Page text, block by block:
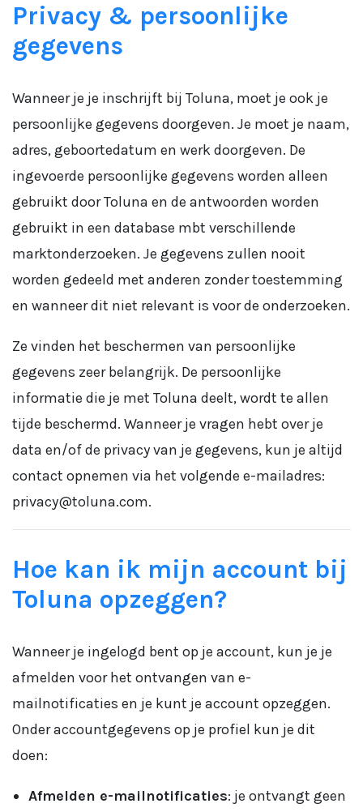
Privacy & persoonlijke
gegevens
Wanneer je je inschrijft bij Toluna, moet je ook je
persoonlijke gegevens doorgeven. Je moet je naam,
adres, geboortedatum en werk doorgeven. De
ingevoerde persoonlijke gegevens worden alleen
gebruikt door Toluna en de antwoorden worden
gebruikt in een database mbt verschillende
marktonderzoeken. Je gegevens zullen nooit
worden gedeeld met anderen zonder toestemming
en wanneer dit niet relevant is voor de onderzoeken.
Ze vinden het beschermen van persoonlijke
gegevens zeer belangrijk. De persoonlijke
informatie die je met Toluna deelt, wordt te allen
tijde beschermd. Wanneer je vragen hebt over je
data en/of de privacy van je gegevens, kun je altijd
contact opnemen via het volgende e-mailadres:
privacy@toluna.com.
Hoe kan ik mijn account bij
Toluna opzeggen?
Wanneer je ingelogd bent op je account, kun je je
afmelden voor het ontvangen van e-
mailnotificaties en je kunt je account opzeggen.
Onder accountgegevens op je profiel kun je dit
doen:
Afmelden e-mailnotificaties: je ontvangt geen